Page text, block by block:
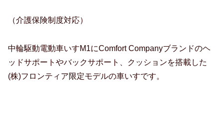
（介護保険制度対応）
中輪駆動電動車いすM1にComfort Companyブランドのヘ
ッドサポートやバックサポート、クッションを搭載した
(株)フロンティア限定モデルの車いすです。